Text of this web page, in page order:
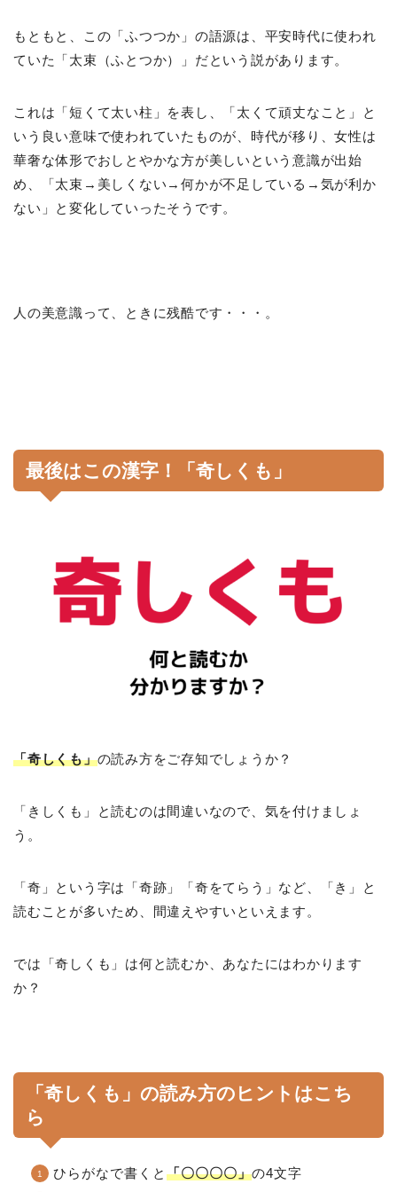
もともと、この「ふつつか」の語源は、平安時代に使われ
ていた「太束（ふとつか）」だという説があります。
これは「短くて太い柱」を表し、「太くて頑丈なこと」と
いう良い意味で使われていたものが、時代が移り、女性は
華奢な体形でおしとやかな方が美しいという意識が出始
め、「太束→美しくない→何かが不足している→気が利か
ない」と変化していったそうです。
人の美意識って、ときに残酷です・・・。
最後はこの漢字！「奇しくも」
「奇しくも」の読み方をご存知でしょうか？
「きしくも」と読むのは間違いなので、気を付けましょ
う。
「奇」という字は「奇跡」「奇をてらう」など、「き」と
読むことが多いため、間違えやすいといえます。
では「奇しくも」は何と読むか、あなたにはわかります
か？
「奇しくも」の読み方のヒントはこち
ら
ひらがなで書くと 「〇〇〇〇」の4文字